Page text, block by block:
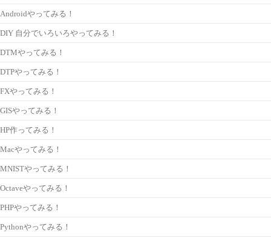
Androidやってみる！
DIY 自分でいろいろやってみる！
DTMやってみる！
DTPやってみる！
FXやってみる！
GISやってみる！
HP作ってみる！
Macやってみる！
MNISTやってみる！
Octaveやってみる！
PHPやってみる！
Pythonやってみる！